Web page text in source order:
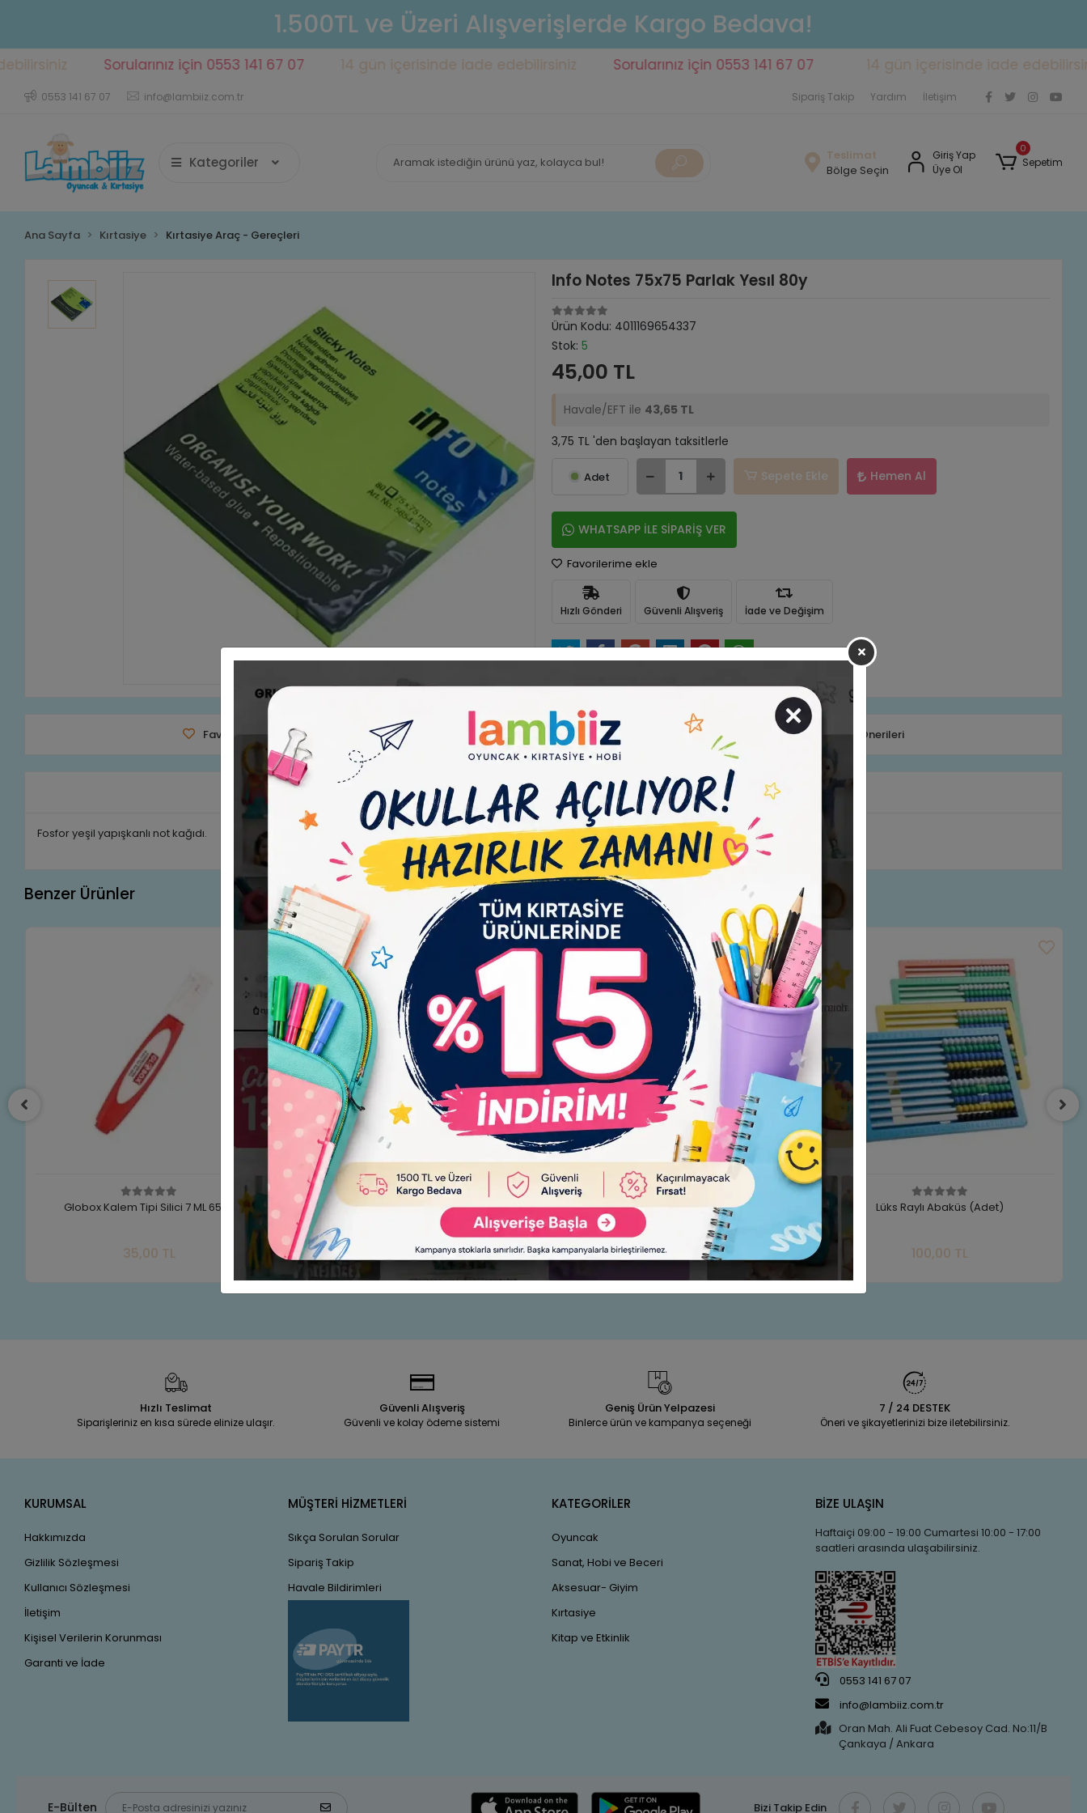
1.500TL ve Üzeri Alışverişlerde Kargo Bedava!
Sorularınız için 0553 141 67 07 14 gün içerisinde iade edebilirsiniz Sorularınız için 0553 141 67 07 14 gün içerisinde iade edebilirsiniz
0553 141 67 07 info@lambiiz.com.tr Sipariş Takip Yardım İletişim
Kategoriler
Teslimat
Bölge Seçin
Giriş Yap
Üye Ol
0
Sepetim
Ana Sayfa Kırtasiye Kırtasiye Araç - Gereçleri
Info Notes 75x75 Parlak Yesıl 80y
Ürün Kodu: 4011169654337
Stok: 5
45,00 TL
Havale/EFT ile 43,65 TL
3,75 TL 'den başlayan taksitlerle
Adet Sepete Ekle Hemen Al
WHATSAPP İLE SİPARİŞ VER
Favorilerime ekle
Hızlı Gönderi Güvenli Alışveriş İade ve Değişim
Favorilerime Ekle Tavsiye Et Karşılaştır Fiyat Alarmı Telefonla Sipariş Ürün Önerileri
Ürün Açıklaması Garanti ve Teslimat Taksit Seçenekleri Yorumlar
Fosfor yeşil yapışkanlı not kağıdı.
Benzer Ürünler
Globox Kalem Tipi Silici 7 ML 6592
35,00 TL
Kangaro Makas Elegance 128 MM Lacivert
150,00 TL
Sepete Ekle
Esselte Makas 160 MM Mavi Slt-8211
199,90 TL
Sepete Ekle
Lüks Raylı Abaküs (Adet)
100,00 TL
Hızlı Teslimat
Siparişleriniz en kısa sürede elinize ulaşır.
Güvenli Alışveriş
Güvenli ve kolay ödeme sistemi
Geniş Ürün Yelpazesi
Binlerce ürün ve kampanya seçeneği
7 / 24 DESTEK
Öneri ve şikayetlerinizi bize iletebilirsiniz.
KURUMSAL
Hakkımızda
Gizlilik Sözleşmesi
Kullanıcı Sözleşmesi
İletişim
Kişisel Verilerin Korunması
Garanti ve İade
MÜŞTERİ HİZMETLERİ
Sıkça Sorulan Sorular
Sipariş Takip
Havale Bildirimleri
KATEGORİLER
Oyuncak
Sanat, Hobi ve Beceri
Aksesuar- Giyim
Kırtasiye
Kitap ve Etkinlik
BİZE ULAŞIN
Haftaiçi 09:00 - 19:00 Cumartesi 10:00 - 17:00
saatleri arasında ulaşabilirsiniz.
0553 141 67 07
info@lambiiz.com.tr
Oran Mah. Ali Fuat Cebesoy Cad. No:11/B
Çankaya / Ankara
E-Bülten Bizi Takip Edin